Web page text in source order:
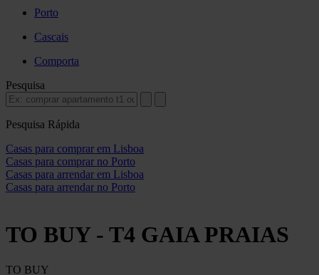
Porto
Cascais
Comporta
Pesquisa
Pesquisa Rápida
Casas para comprar em Lisboa
Casas para comprar no Porto
Casas para arrendar em Lisboa
Casas para arrendar no Porto
TO BUY - T4 GAIA PRAIAS
TO BUY